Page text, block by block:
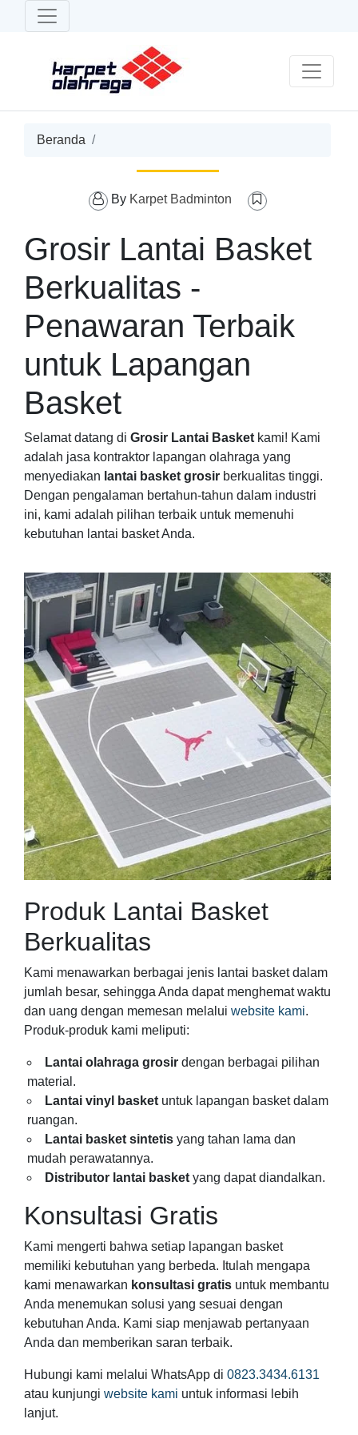
Beranda
By Karpet Badminton
Grosir Lantai Basket
Berkualitas -
Penawaran Terbaik
untuk Lapangan
Basket
Selamat datang di Grosir Lantai Basket kami! Kami
adalah jasa kontraktor lapangan olahraga yang
menyediakan lantai basket grosir berkualitas tinggi.
Dengan pengalaman bertahun-tahun dalam industri
ini, kami adalah pilihan terbaik untuk memenuhi
kebutuhan lantai basket Anda.
Produk Lantai Basket
Berkualitas
Kami menawarkan berbagai jenis lantai basket dalam
jumlah besar, sehingga Anda dapat menghemat waktu
dan uang dengan memesan melalui website kami.
Produk-produk kami meliputi:
Lantai olahraga grosir dengan berbagai pilihan
material.
Lantai vinyl basket untuk lapangan basket dalam
ruangan.
Lantai basket sintetis yang tahan lama dan
mudah perawatannya.
Distributor lantai basket yang dapat diandalkan.
Konsultasi Gratis
Kami mengerti bahwa setiap lapangan basket
memiliki kebutuhan yang berbeda. Itulah mengapa
kami menawarkan konsultasi gratis untuk membantu
Anda menemukan solusi yang sesuai dengan
kebutuhan Anda. Kami siap menjawab pertanyaan
Anda dan memberikan saran terbaik.
Hubungi kami melalui WhatsApp di 0823.3434.6131
atau kunjungi website kami untuk informasi lebih
lanjut.